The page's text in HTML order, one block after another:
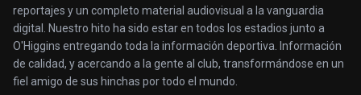
reportajes y un completo material audiovisual a la vanguardia
digital. Nuestro hito ha sido estar en todos los estadios junto a
O'Higgins entregando toda la información deportiva. Información
de calidad, y acercando a la gente al club, transformándose en un
fiel amigo de sus hinchas por todo el mundo.